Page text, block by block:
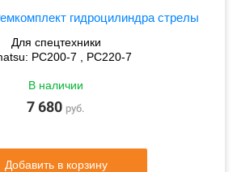
гидроцилиндра стрелы
Для спецтехники
PC200-7 , PC220-7
В наличии
7 680 руб.
Добавить в корзину